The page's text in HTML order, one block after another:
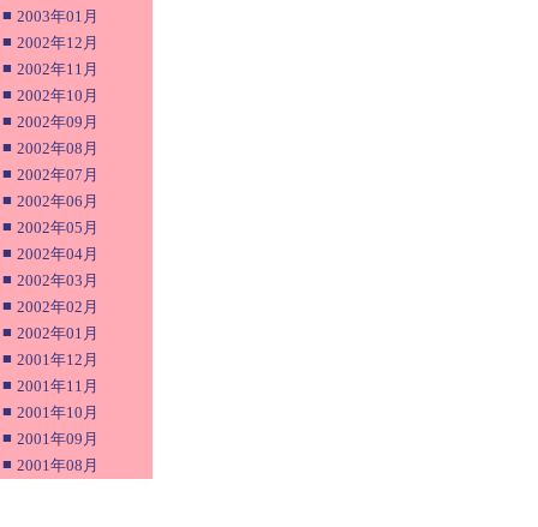
■ 2003年01月
■ 2002年12月
■ 2002年11月
■ 2002年10月
■ 2002年09月
■ 2002年08月
■ 2002年07月
■ 2002年06月
■ 2002年05月
■ 2002年04月
■ 2002年03月
■ 2002年02月
■ 2002年01月
■ 2001年12月
■ 2001年11月
■ 2001年10月
■ 2001年09月
■ 2001年08月